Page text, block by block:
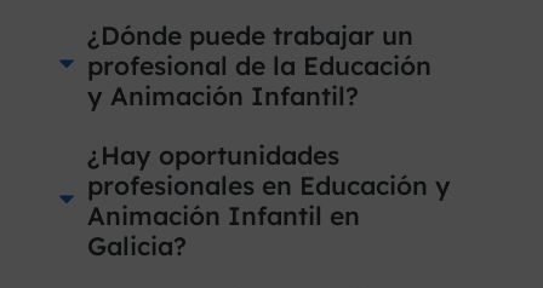
¿Dónde puede trabajar un
profesional de la Educación
y Animación Infantil?
¿Hay oportunidades
profesionales en Educación y
Animación Infantil en
Galicia?